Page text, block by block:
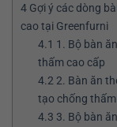
4 Gợi ý các dòng
cao tại Greenfurni
4.1 1. Bộ bàn
thấm cao cấp
4.22. Bàn ăn
tạo chống
4.3 3. Bộ bàn